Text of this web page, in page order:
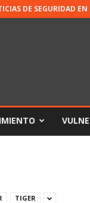
DE SEGURIDAD
TIGER